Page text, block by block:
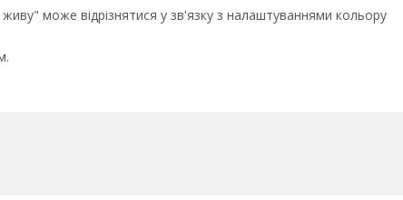
може відрізнятися у зв'язку з налаштуваннями кольору